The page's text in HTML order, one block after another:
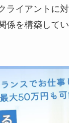
ライアントに
係を構築して